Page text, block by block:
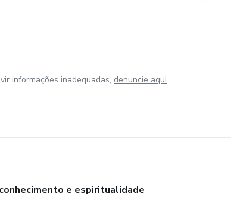
informações inadequadas, denuncie aqui
e espiritualidade